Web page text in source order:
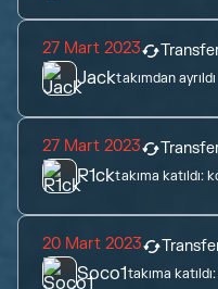
27 Mart 2023
Jacktakımdan ayrıldı
27 Mart 2023
R1cktakıma katıldı:
20 Mart 2023
Soco1takıma katıldı: